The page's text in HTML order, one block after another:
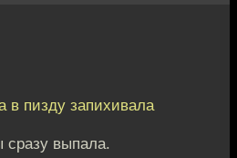
в пизду запихивала
сразу выпала.